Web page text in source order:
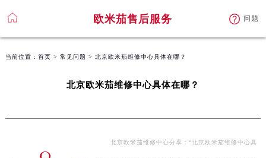
欧米茄售后服务 问题
当前位置： 首页 > 常见问题 > 北京欧米茄维修中心具体在哪？
北京欧米茄维修中心具体在哪？
北京欧米茄维修中心分享：“北京欧米茄维修中心具